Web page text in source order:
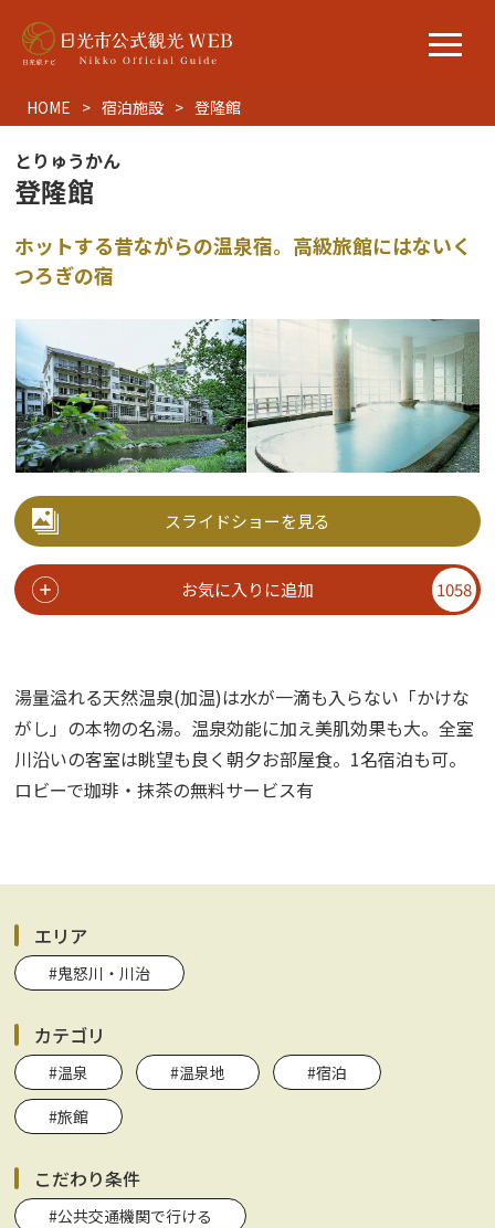
HOME 宿泊施設 登隆館
とりゅうかん
登隆館
ホットする昔ながらの温泉宿。高級旅館にはないく
つろぎの宿
スライドショーを見る
お気に入りに追加 1058
湯量溢れる天然温泉(加温)は水が一滴も入らない「かけな
がし」の本物の名湯。温泉効能に加え美肌効果も大。全室
川沿いの客室は眺望も良く朝夕お部屋食。1名宿泊も可。
ロビーで珈琲・抹茶の無料サービス有
エリア
#鬼怒川・川治
カテゴリ
#温泉 #温泉地
#宿泊
#旅館
こだわり条件
#公共交通機関で行ける